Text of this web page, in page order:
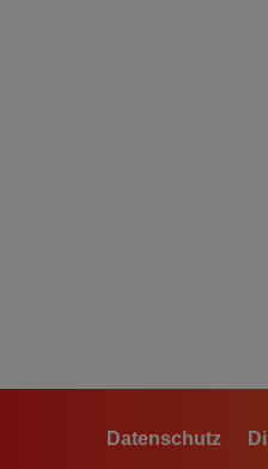
Datenschutz